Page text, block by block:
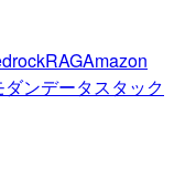
RAGAmazon
ダンデータスタック